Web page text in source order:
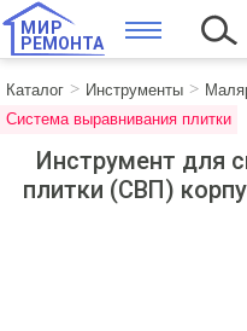
МИР
РЕМОНТА
Каталог Инструменты
Система выравнивания плитки
Инструмент для
плитки (СВП)